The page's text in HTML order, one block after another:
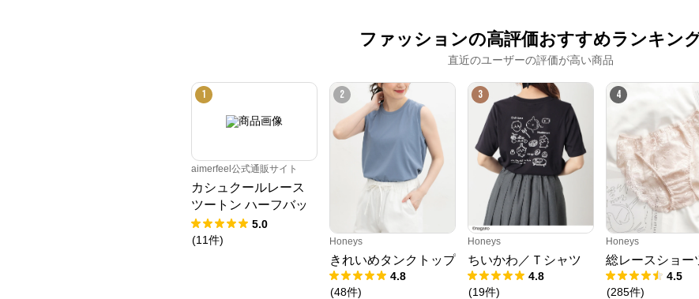
ファッションの高評価おすすめランキン
直近のユーザーの評価が高い商品
1
aimerfeel公式通販サイト
カシュクールレース
ツートン ハーフバッ
クショーツ5.0
(11件)
2
Honeys
きれいめタンクトップ
4.8
(48件)
3
Honeys
ちいかわ／Ｔシャツ
4.8
(19件)
4
Honeys
総レースショー
4.5
(285件)